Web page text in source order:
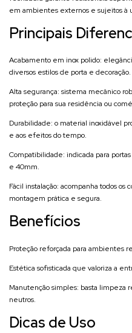
em ambientes externos e sujeitos à
Principais
Acabamento em inox polido:
diversos estilos de porta e decoração.
Alta segurança: sistema mecânico
proteção para sua residência ou
Durabilidade: o material inoxidável
e aos efeitos do tempo.
Compatibilidade: indicada para
e 40mm.
Fácil instalação: acompanha todos os
montagem prática e segura.
Benefícios
Proteção reforçada para ambientes
Estética sofisticada que valoriza a
Manutenção simples: basta limpeza
neutros.
Dicas de Uso